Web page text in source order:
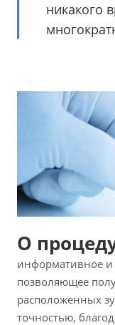
никакого
О
информативное и
позволяющее
расположенных
точностью,